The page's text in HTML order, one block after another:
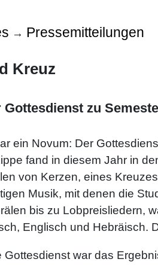
→ Pressemitteilungen
Kreuz
Gottesdienst zu
ein Novum: Der
fand in diesem Jahr in
von Kerzen, eines
Musik, mit denen die
bis zu Lobpreisliedern,
Englisch und Hebräisch.
Gottesdienst war das